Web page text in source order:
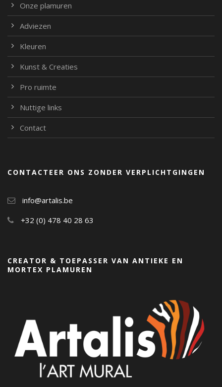
Onze plamuren
Adviezen
Kleuren
Kunst & Creaties
Pro ruimte
Nuttige links
Contact
CONTACTEER ONS ZONDER VERPLICHTGINGEN
info@artalis.be
+32 (0) 478 40 28 63
CREATOR & TOEPASSER VAN ANTIEKE EN
MORTEX PLAMUREN